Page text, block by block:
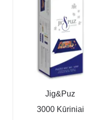
Jig&Puz
3000 Kūriniai